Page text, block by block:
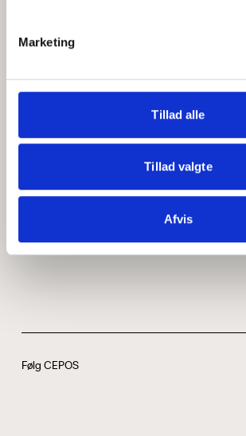
Marketing
Tillad alle
Tillad valgte
Afvis
Hvem er CEPOS
Medarbejdere
ABCepos
Podcast
Følg CEPOS